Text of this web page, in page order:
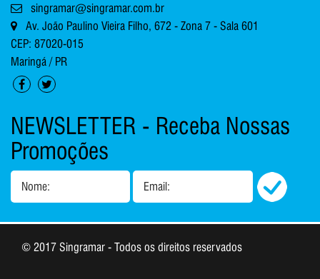
singramar@singramar.com.br
Av. João Paulino Vieira Filho, 672 - Zona 7 - Sala 601
CEP: 87020-015
Maringá / PR
NEWSLETTER - Receba Nossas
Promoções
Nome: Email:
© 2017 Singramar - Todos os direitos reservados